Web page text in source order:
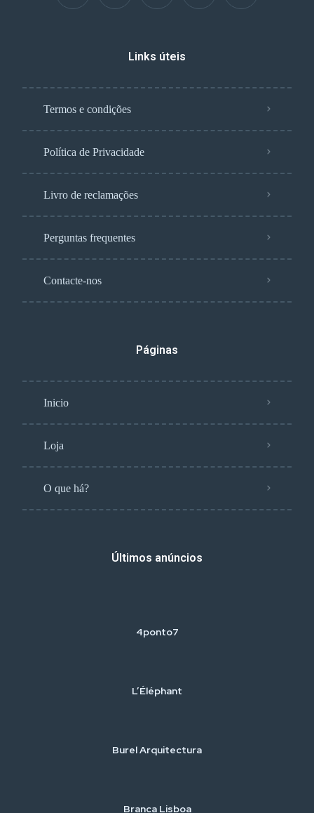
Links úteis
Termos e condições
Política de Privacidade
Livro de reclamações
Perguntas frequentes
Contacte-nos
Páginas
Inicio
Loja
O que há?
Últimos anúncios
4ponto7
L’Éléphant
Burel Arquitectura
Branca Lisboa